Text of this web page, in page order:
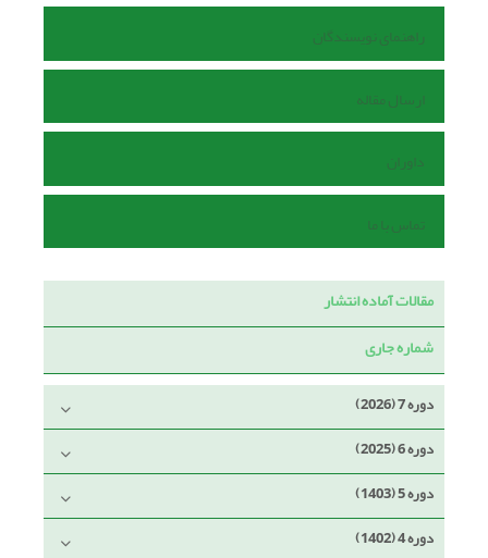
راهنمای نویسندگان
ارسال مقاله
داوران
تماس با ما
مقالات آماده انتشار
شماره جاری
دوره 7 (2026)
دوره 6 (2025)
دوره 5 (1403)
دوره 4 (1402)